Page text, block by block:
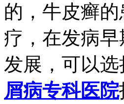
的，牛皮癣
疗，在发病
发展，可以
屑病专科医院